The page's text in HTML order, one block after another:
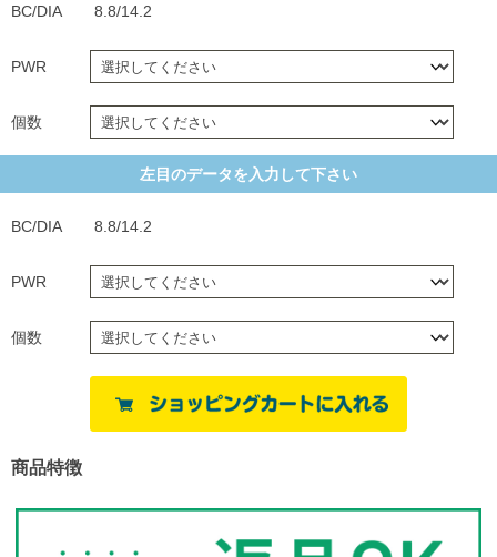
BC/DIA 8.8/14.2
PWR
個数
左目のデータを入力して下さい
BC/DIA 8.8/14.2
PWR
個数
商品特徴